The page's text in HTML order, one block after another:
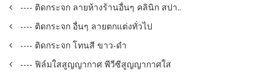
---- ติดกระจก ลายห้างร้านอื่นๆ คลินิก สปา..
---- ติดกระจก อื่นๆ ลายตกแต่งทั่วไป
---- ติดกระจก โทนสี ขาว-ดำ
---- ฟิล์มใสสูญญากาศ พีวีซีสูญญากาศใส